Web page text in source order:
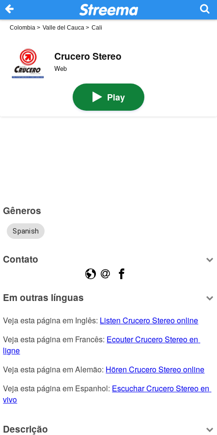
Colombia > Valle del Cauca > Cali
Crucero Stereo
Web
Play
Gêneros
Spanish
Contato
Em outras línguas
Veja esta página em Inglês: Listen Crucero Stereo online
Veja esta página em Francês: Ecouter Crucero Stereo en
ligne
Veja esta página em Alemão: Hören Crucero Stereo online
Veja esta página em Espanhol: Escuchar Crucero Stereo en
vivo
Descrição